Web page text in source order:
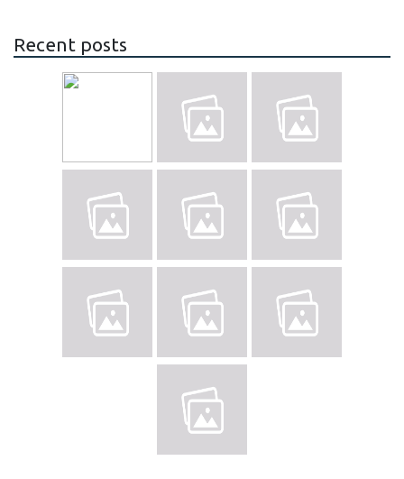
Recent posts